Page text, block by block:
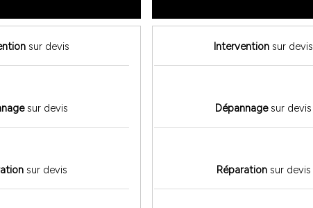
sur devis
sur devis
sur devis
Intervention sur devis
Dépannagesur devis
Réparationsur devis